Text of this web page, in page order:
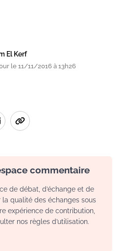
El Kerf
le 11/11/2016 à 13h26
commentaire
de débat, d’échange et de
qualité des échanges sous
expérience de contribution,
nos règles d’utilisation.